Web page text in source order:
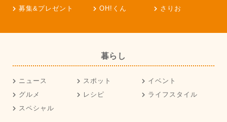
募集&プレゼント
OH!くん さりお
暮らし
ニュース スポット
イベント
グルメ
レシピ
ライフスタイル
スペシャル